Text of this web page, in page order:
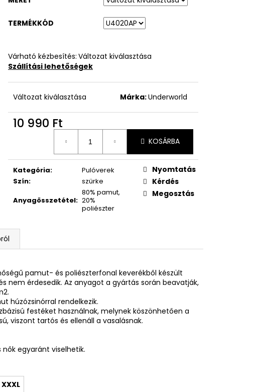
TERMÉKKÓD
Várható kézbesítés: Változat kiválasztása
Szállítási lehetőségek
Változat kiválasztása Márka:Underworld
10 990 Ft
KOSÁRBA
Kategória:
Pulóverek
Szín:
szürke
Anyagösszetétel:
80% pamut,
20%
poliészter
Nyomtatás
Kérdés
Megosztás
pamut- és poliészterfonal keverékből készült
nem érdesedik. Az anyagot a gyártás során beavatják,
húzózsinórral rendelkezik.
festéket használnak, melynek köszönhetően a
viszont tartós és ellenáll a vasalásnak.
nők egyaránt viselhetik.
XXXL